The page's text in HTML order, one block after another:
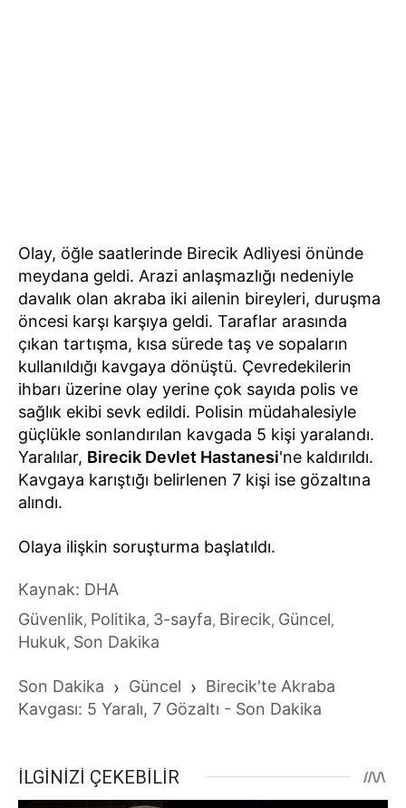
Olay, öğle saatlerinde Birecik Adliyesi önünde
meydana geldi. Arazi anlaşmazlığı nedeniyle
davalık olan akraba iki ailenin bireyleri, duruşma
öncesi karşı karşıya geldi. Taraflar arasında
çıkan tartışma, kısa sürede taş ve sopaların
kullanıldığı kavgaya dönüştü. Çevredekilerin
ihbarı üzerine olay yerine çok sayıda polis ve
sağlık ekibi sevk edildi. Polisin müdahalesiyle
güçlükle sonlandırılan kavgada 5 kişi yaralandı.
Yaralılar, Birecik Devlet Hastanesi'ne kaldırıldı.
Kavgaya karıştığı belirlenen 7 kişi ise gözaltına
alındı.
Olaya ilişkin soruşturma başlatıldı.
Kaynak: DHA
Güvenlik, Politika, 3-sayfa, Birecik, Güncel,
Hukuk, Son Dakika
Son Dakika › Güncel › Birecik'te Akraba
Kavgası: 5 Yaralı, 7 Gözaltı - Son Dakika